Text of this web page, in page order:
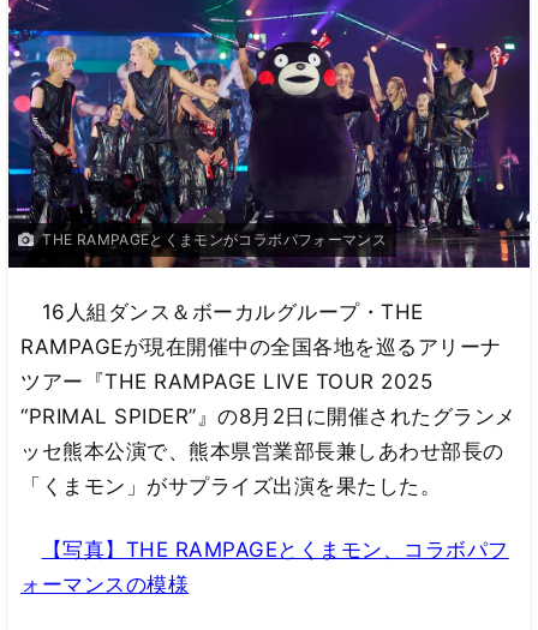
THE RAMPAGEとくまモンがコラボパフォーマンス
16人組ダンス＆ボーカルグループ・THE
RAMPAGEが現在開催中の全国各地を巡るアリーナ
ツアー『THE RAMPAGE LIVE TOUR 2025
“PRIMAL SPIDER”』の8月2日に開催されたグランメ
ッセ熊本公演で、熊本県営業部長兼しあわせ部長の
「くまモン」がサプライズ出演を果たした。
【写真】THE RAMPAGEとくまモン、コラボパフ
ォーマンスの模様